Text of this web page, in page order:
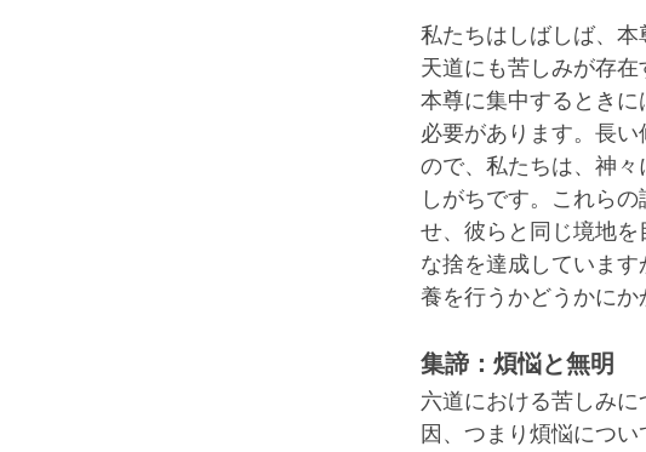
私たちはしばしば、本
天道にも苦しみが存
本尊に集中するとき
必要があります。長
ので、私たちは、神
しがちです。これら
せ、彼らと同じ境地
な捨を達成していま
養を行うかどうかにか
集諦：煩悩と無明
六道における苦しみ
因、つまり煩悩につい